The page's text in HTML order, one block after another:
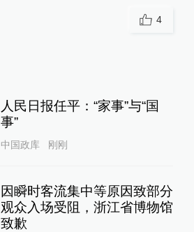
4
人民日报任平：“家事”与“国
事”
中国政库 刚刚
因瞬时客流集中等原因致部分
观众入场受阻，浙江省博物馆
致歉